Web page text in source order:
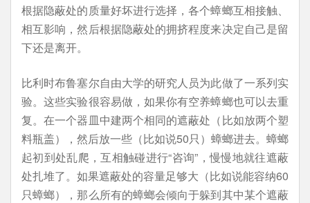
根据隐蔽处的质量好坏进行选择，各个蟑螂互相接触、
相互影响，然后根据隐蔽处的拥挤程度来决定自己是留
下还是离开。
比利时布鲁塞尔自由大学的研究人员为此做了一系列实
验。这些实验很容易做，如果你有空养蟑螂也可以去重
复。在一个器皿中建两个相同的遮蔽处（比如放两个塑
料瓶盖），然后放一些（比如说50只）蟑螂进去。蟑螂
起初到处乱爬，互相触碰进行“咨询”，慢慢地就往遮蔽
处扎堆了。如果遮蔽处的容量足够大（比如说能容纳60
只蟑螂），那么所有的蟑螂会倾向于躲到其中某个遮蔽